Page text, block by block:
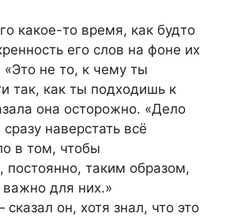
какое-то время, как будто
его слов на фоне их
не то, к чему ты
так, как ты подходишь к
она осторожно. «Дело
наверстать всё
в том, чтобы
постоянно, таким образом,
для них.»
он, хотя знал, что это